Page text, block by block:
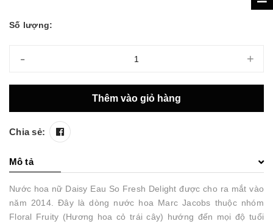
Số lượng:
- +
Thêm vào giỏ hàng
Chia sẻ:
Mô tả
Nước hoa nữ Daisy Eau So Fresh Delight được cho ra mắt vào
năm 2014. Đây là dòng nước hoa Marc Jacobs thuộc nhóm
Floral Fruity (Hương hoa cỏ trái cây) hướng đến mọi độ tuổi